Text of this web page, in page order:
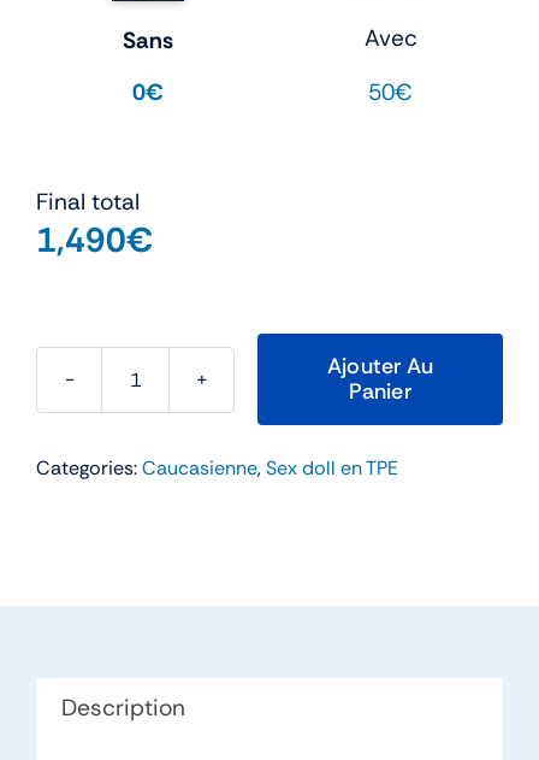
Sans
0€
Avec
50€
Final total
1,490€
quantité
Alice
Ajouter Au
Panier
Categories:Caucasienne,Sex doll en TPE
Description